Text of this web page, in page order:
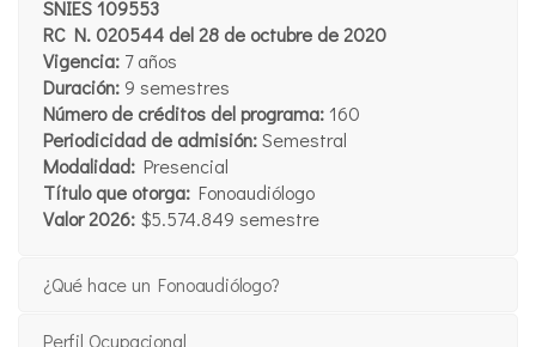
SNIES 109553
RC N. 020544 del 28 de octubre de 2020
Vigencia: 7 años
Duración: 9 semestres
Número de créditos del programa: 160
Periodicidad de admisión:Semestral
Modalidad: Presencial
Título que otorga: Fonoaudiólogo
Valor 2026: $5.574.849 semestre
¿Qué hace un Fonoaudiólogo?
Perfil Ocupacional